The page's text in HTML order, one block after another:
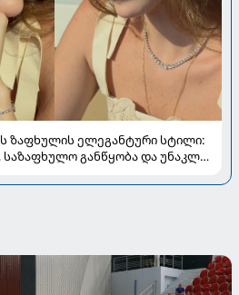
ზაფხულის ელეგანტური სტილი:
განწყობა და უნაკლო